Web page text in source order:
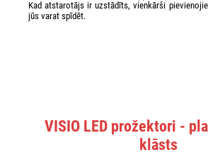
Kad atstarotājs ir uzstādīts, vienkārši
jūs varat spīdēt.
VISIO LED prožektori -
klāsts